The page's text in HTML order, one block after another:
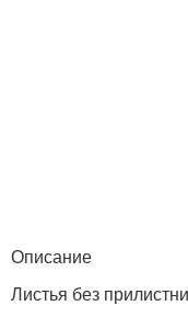
Описание
Листья без